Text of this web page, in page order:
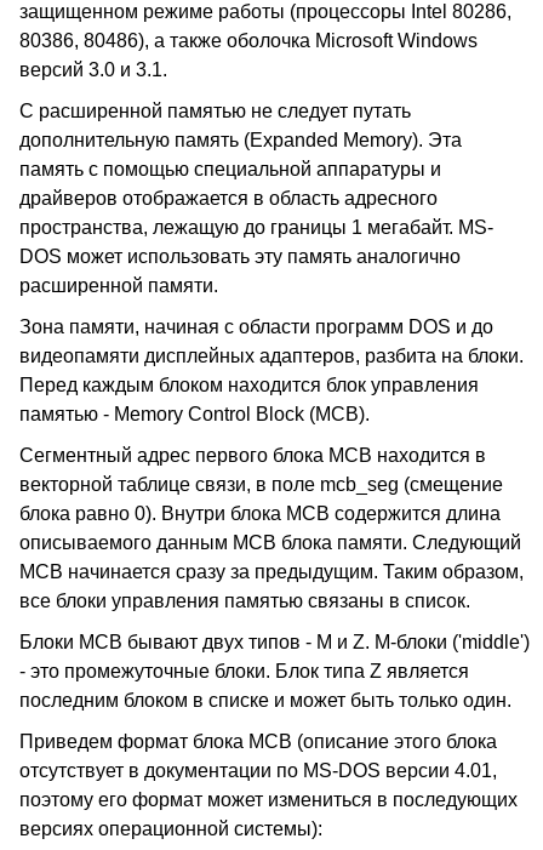
защищенном режиме работы (процессоры Intel 80286,
80386, 80486), а также оболочка Microsoft Windows
версий 3.0 и 3.1.
С расширенной памятью не следует путать
дополнительную память (Expanded Memory). Эта
память с помощью специальной аппаратуры и
драйверов отображается в область адресного
пространства, лежащую до границы 1 мегабайт. MS-
DOS может использовать эту память аналогично
расширенной памяти.
Зона памяти, начиная с области программ DOS и до
видеопамяти дисплейных адаптеров, разбита на блоки.
Перед каждым блоком находится блок управления
памятью - Memory Control Block (MCB).
Сегментный адрес первого блока MCB находится в
векторной таблице связи, в поле mcb_seg (смещение
блока равно 0). Внутри блока MCB содержится длина
описываемого данным MCB блока памяти. Следующий
MCB начинается сразу за предыдущим. Таким образом,
все блоки управления памятью связаны в список.
Блоки MCB бывают двух типов - M и Z. M-блоки ('middle')
- это промежуточные блоки. Блок типа Z является
последним блоком в списке и может быть только один.
Приведем формат блока MCB (описание этого блока
отсутствует в документации по MS-DOS версии 4.01,
поэтому его формат может измениться в последующих
версиях операционной системы):